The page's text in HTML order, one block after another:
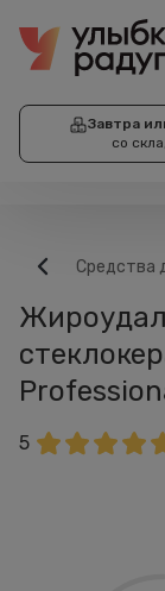
Завтра
со
Средства
5